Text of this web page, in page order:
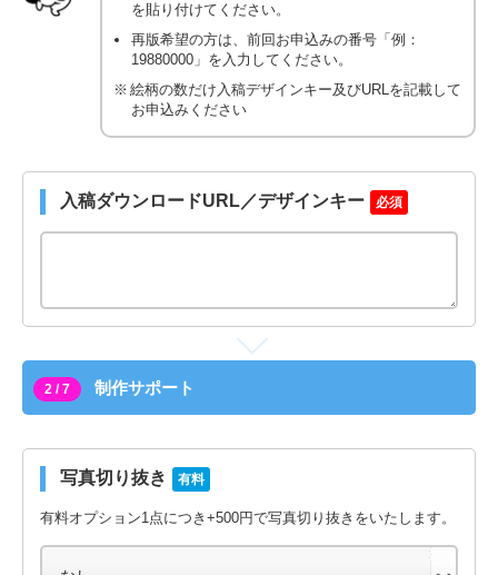
を貼り付けてください。
再版希望の方は、前回お申込みの番号「例：
19880000」を入力してください。
絵柄の数だけ入稿デザインキー及びURLを記載して
お申込みください
入稿ダウンロードURL／デザインキー 必須
2 / 7 制作サポート
写真切り抜き 有料
有料オプション1点につき+500円で写真切り抜きをいたします。